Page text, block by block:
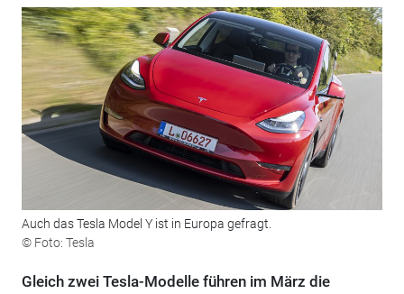
Auch das Tesla Model Y ist in Europa gefragt.
© Foto: Tesla
Gleich zwei Tesla-Modelle führen im März die